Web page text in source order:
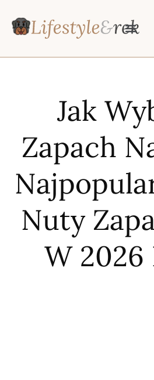
Jak
Zapach
Nuty
W 2026